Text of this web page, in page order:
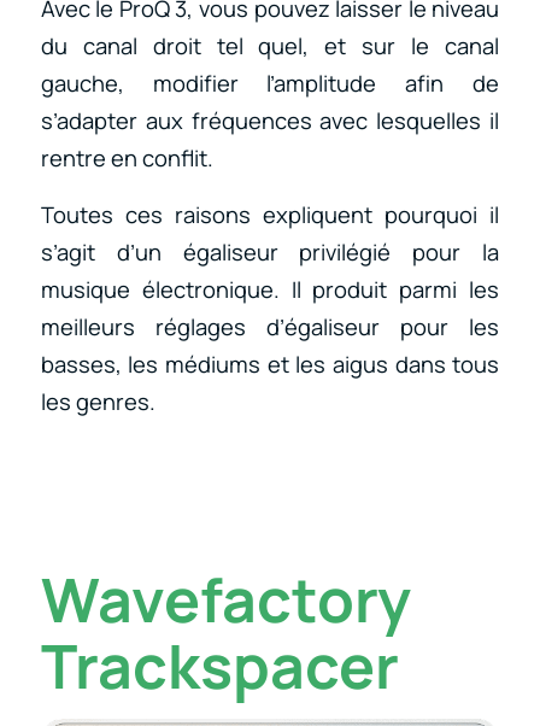
Avec le ProQ 3, vous pouvez laisser le niveau
du canal droit tel quel, et sur le canal
gauche, modifier l’amplitude afin de
s’adapter aux fréquences avec lesquelles il
rentre en conflit.
Toutes ces raisons expliquent pourquoi il
s’agit d’un égaliseur privilégié pour la
musique électronique. Il produit parmi les
meilleurs réglages d’égaliseur pour les
basses, les médiums et les aigus dans tous
les genres.
Wavefactory
Trackspacer